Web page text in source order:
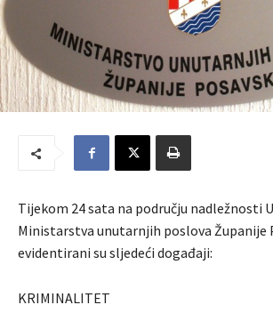
Tijekom 24 sata na području nadležnosti
Ministarstva unutarnjih poslova Županije
evidentirani su sljedeći događaji:
KRIMINALITET